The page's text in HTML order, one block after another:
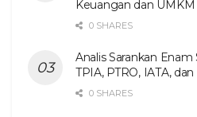
Keuangan dan UMKM
0 SHARES
Analis Sarankan
TPIA, PTRO, IATA,
0 SHARES